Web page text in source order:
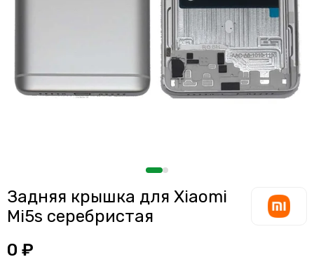
Считыватели, держатели SIM-карты, защелки батареи
Проклейки дисплейного модуля
Задняя крышка для Xiaomi
Mi5s серебристая
0 ₽